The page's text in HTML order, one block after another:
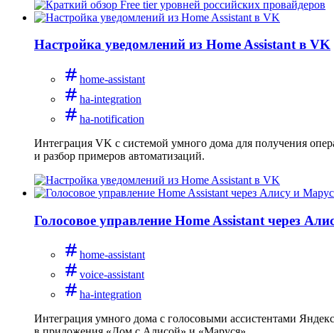
Настройка уведомлений из Home Assistant в VK
home-assistant
ha-integration
ha-notification
Интеграция VK с системой умного дома для получения
и разбор примеров автоматизаций.
Голосовое управление Home Assistant через
home-assistant
voice-assistant
ha-integration
Интеграция умного дома с голосовыми ассистентами